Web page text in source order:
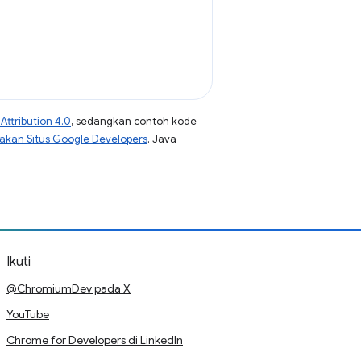
4.0, sedangkan contoh kode
Situs Google Developers. Java
Ikuti
@ChromiumDev pada X
YouTube
Chrome for Developers di LinkedIn